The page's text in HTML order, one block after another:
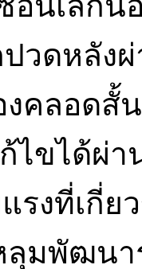
ปวดหลัง
คลอดสั้
ไขได้ผ่
รงที่เกี่ย
ลุมพัฒน